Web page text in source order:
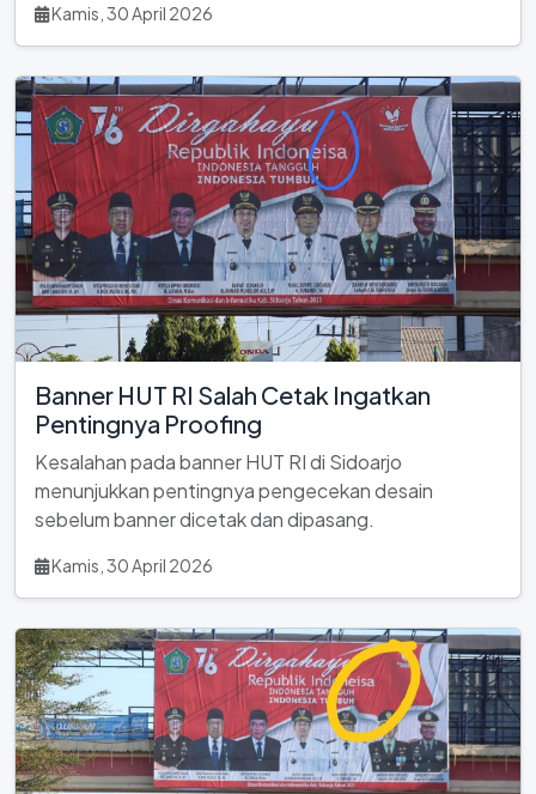
Kamis, 30 April 2026
Banner HUT RI Salah Cetak Ingatkan
Pentingnya Proofing
Kesalahan pada banner HUT RI di Sidoarjo
menunjukkan pentingnya pengecekan desain
sebelum banner dicetak dan dipasang.
Kamis, 30 April 2026